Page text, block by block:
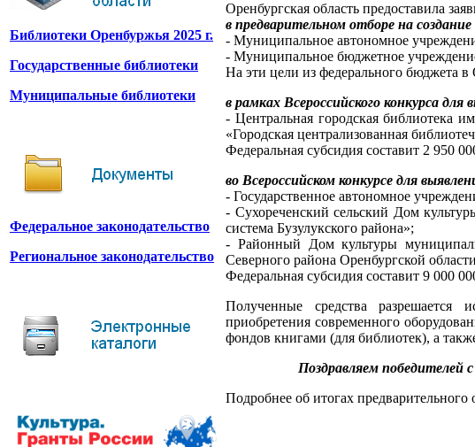
Библиотеки Оренбуржья 2025 г.
Государственные библиотеки
Муниципальные библиотеки
Федеральное законодательство
Региональное законодательство
Оренбургская область предоставила
в предварительном отборе на
- Муниципальное автономное
- Муниципальное бюджетное
На эти цели из федерального бюджета
в рамках Всероссийского конкурса
- Центральная городская библиотека
«Городская централизованная
Федеральная субсидия составит 2 950
во Всероссийском конкурсе для
- Государственное автономное
- Сухореченский сельский Дом
система Бузулукского района»;
- Районный Дом культуры
Северного района Оренбургской
Федеральная субсидия составит 9 000
Полученные средства разрешается
приобретения современного
фондов книгами (для библиотек), а
Поздравляем победителей
Подробнее об итогах